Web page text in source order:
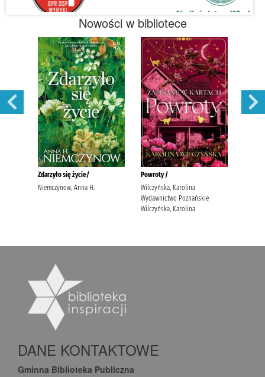
Nowości w bibliotece
DANE KONTAKTOWE
Gminna Biblioteka Publiczna